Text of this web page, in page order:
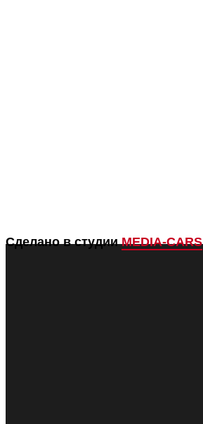
Сделано в студии MEDIA-CARS